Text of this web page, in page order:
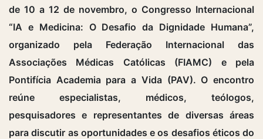
de 10 a 12 de novembro, o Congresso Internacional
“IA e Medicina: O Desafio da Dignidade Humana”,
organizado pela Federação Internacional das
Associações Médicas Católicas (FIAMC) e pela
Pontifícia Academia para a Vida (PAV). O encontro
reúne especialistas, médicos, teólogos,
pesquisadores e representantes de diversas áreas
para discutir as oportunidades e os desafios éticos do